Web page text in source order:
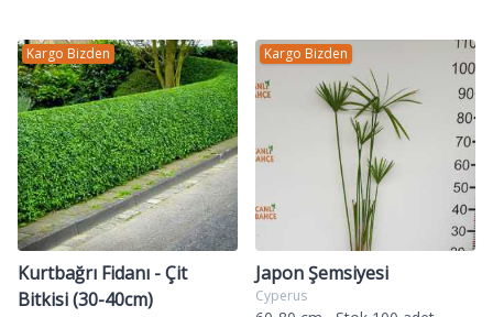
Kargo Bizden
Kurtbağrı Fidanı - Çit
Bitkisi (30-40cm)
Kargo Bizden
Japon Şemsiyesi
Cyperus